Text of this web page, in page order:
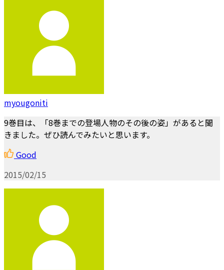
myougoniti
9巻目は、「8巻までの登場人物のその後の姿」があると聞
きました。ぜひ読んでみたいと思います。
Good
2015/02/15